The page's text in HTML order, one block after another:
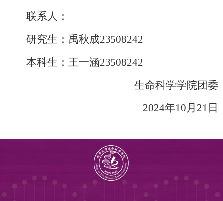
联系人：
研究生：禹秋成23508242
本科生： 王一涵23508242
生命科学学院团委
2024年10月 21 日